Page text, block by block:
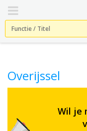
Overijssel
Wil je